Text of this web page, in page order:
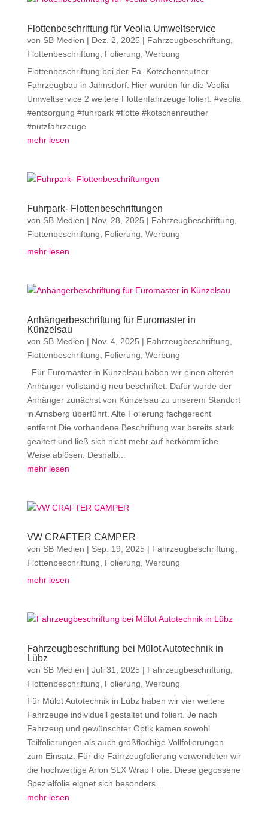
Flottenbeschriftung für Veolia Umweltservice
von SB Medien | Dez. 2, 2025 | Fahrzeugbeschriftung
Flottenbeschriftung
Folierung Werbung
Flottenbeschriftung bei der Fa. Kotschenreuther
Fahrzeugbau in Jahnsdorf. Hier wurden für die Veolia
Umweltservice 2 weitere Flottenfahrzeuge foliert. #veolia
#entsorgung #fuhrpark #flotte #kotschenreuther
#nutzfahrzeuge
mehr lesen
Fuhrpark- Flottenbeschriftungen
von SB Medien | Nov. 28, 2025 | Fahrzeugbeschriftung
Flottenbeschriftung
Folierung Werbung
mehr lesen
Anhängerbeschriftung für Euromaster in
Künzelsau
von SB Medien | Nov. 4, 2025 | Fahrzeugbeschriftung
Flottenbeschriftung
Folierung Werbung
Für Euromaster in Künzelsau haben wir einen älteren
Anhänger vollständig neu beschriftet. Dafür wurde der
Anhänger zunächst von Künzelsau zu unserem Standort
in Arnsberg überführt. Alte Folierung fachgerecht
entfernt Die vorhandene Beschriftung war bereits stark
gealtert und ließ sich nicht mehr auf herkömmliche
Weise ablösen. Deshalb...
mehr lesen
VW CRAFTER CAMPER
von SB Medien | Sep. 19, 2025 | Fahrzeugbeschriftung
Flottenbeschriftung
Folierung Werbung
mehr lesen
Fahrzeugbeschriftung bei Mülot Autotechnik in
Lübz
von SB Medien | Juli 31, 2025 | Fahrzeugbeschriftung
Flottenbeschriftung
Folierung Werbung
Für Mülot Autotechnik in Lübz haben wir vier weitere
Fahrzeuge individuell gestaltet und foliert. Je nach
Fahrzeug und gewünschter Optik kamen sowohl
Teilfolierungen als auch großflächige Vollfolierungen
zum Einsatz. Für die Fahrzeugfolierung verwendeten wir
die hochwertige Arlon SLX Wrap Folie. Diese gegossene
Spezialfolie eignet sich besonders...
mehr lesen